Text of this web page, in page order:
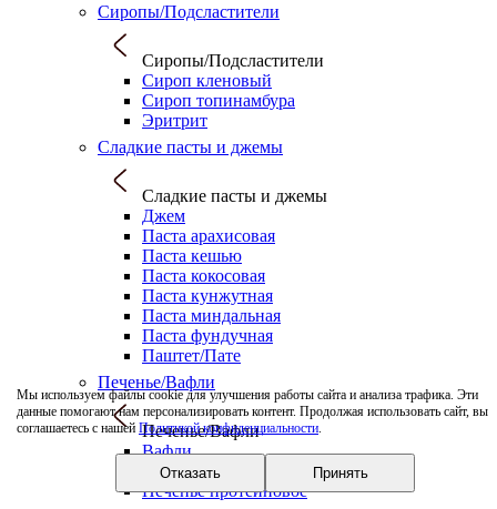
Мы используем файлы cookie для улучшения работы сайта и анализа трафика. Эти
данные помогают нам персонализировать контент. Продолжая использовать сайт, вы
соглашаетесь с нашей Политикой конфиденциальности.
Отказать Принять
Сиропы/Подсластители
Сиропы/Подсластители
Сироп кленовый
Сироп топинамбура
Эритрит
Сладкие пасты и джемы
Сладкие пасты и джемы
Джем
Паста арахисовая
Паста кешью
Паста кокосовая
Паста кунжутная
Паста миндальная
Паста фундучная
Паштет/Пате
Печенье/Вафли
Печенье/Вафли
Вафли
Печенье
Печенье протеиновое